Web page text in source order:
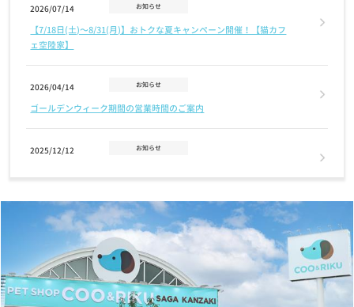
2026/07/14 お知らせ
【7/18日(土)〜8/31(月)】おトクな夏キャンペーン開催！【猫カフ
ェ空陸家】
2026/04/14 お知らせ
ゴールデンウィーク期間の営業時間のご案内
2025/12/12 お知らせ
2025/11/14 お知らせ
2026年クーリクカレンダー全国の店舗にて無料配布中！！
2025/11/03 お知らせ
【12/2(火)まで】クリスマスケーキ・おせちご予約受付中！